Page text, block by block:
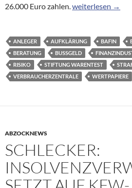
26.000 Euro zahlen.weiterlesen →
ANLEGER AUFKLÄRUNG BAFIN
BERATUNG
BUSSGELD
RISIKO
STIFTUNG WARENTEST
VERBRAUCHERZENTRALE
WERTPAPIERE
ABZOCKNEWS
SCHLECKER: